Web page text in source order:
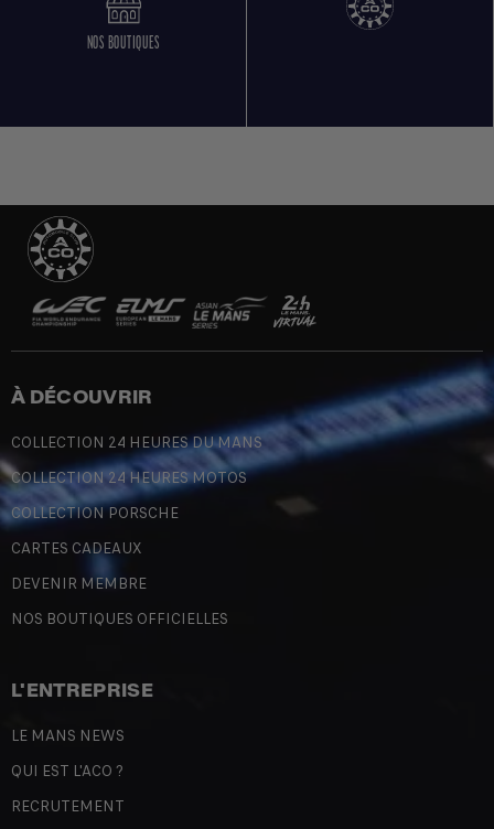
NOS BOUTIQUES
À DÉCOUVRIR
COLLECTION 24 HEURES DU MANS
COLLECTION 24 HEURES MOTOS
COLLECTION PORSCHE
CARTES CADEAUX
DEVENIR MEMBRE
NOS BOUTIQUES OFFICIELLES
L'ENTREPRISE
LE MANS NEWS
QUI EST L'ACO ?
RECRUTEMENT